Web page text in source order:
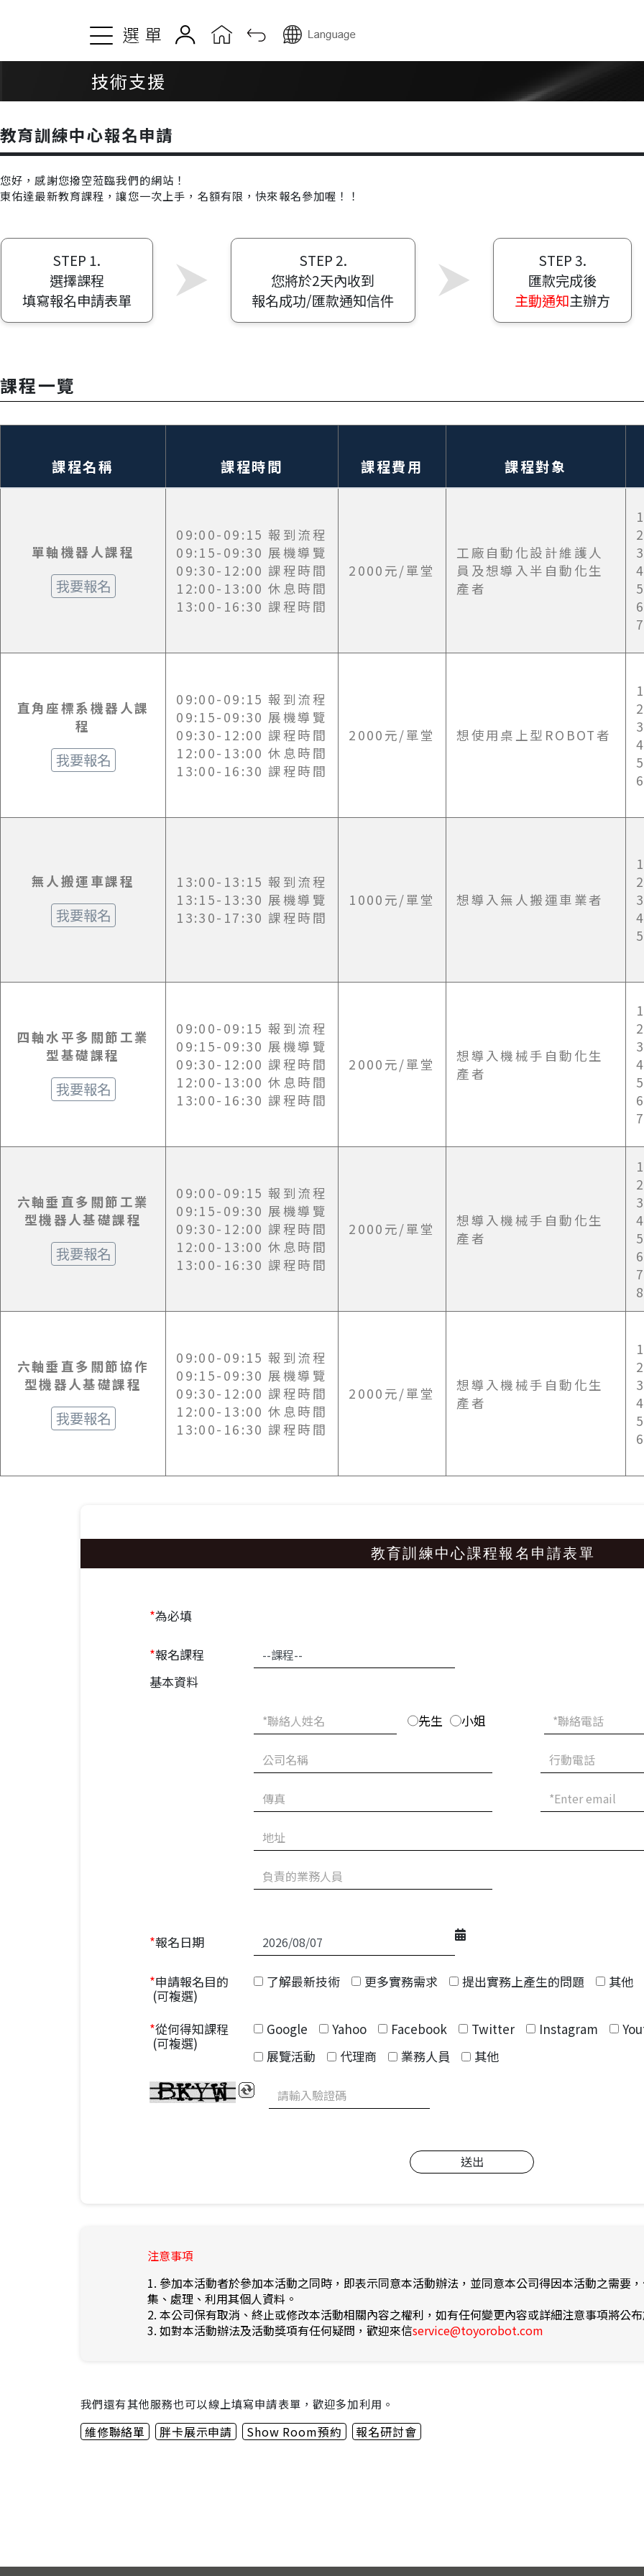
關於TOYO
公司簡介及歷史
品質與服務
全球據點
最新消息
新聞錦集
活動快訊
公司公告
產品快訊
東方馬達系列 高性價比電
電動缸
微型電動缸
線性馬達模組
奈米級空氣軸承平台
空平台
桌上型機械手
控制器
產品型錄
操作手冊
選型軟體
胖卡展示申
教育訓練中
技術支援
教育訓練中心報名申請
您好，感謝您撥空蒞臨我們的網站！
東佑達最新教育課程，讓您一次上手，名額有限，快來報名參加喔！！
STEP 1.
選擇課程
填寫報名申請表單
STEP 2.
您將於2天內收到
報名成功/匯款通知信件
STEP 3.
匯款完成後
主動通知主辦方
課程一覽
課程名稱 課程時間 課程費用 課程對象
單軸機器人課程
我要報名
09:00-09:15 報到流程
09:15-09:30 展機導覽
09:30-12:00 課程時間
12:00-13:00 休息時間
13:00-16:30 課程時間
2000元/單堂
工廠自動化設計維護人
員及想導入半自動化生
產者
直角座標系機器人課
程
我要報名
09:00-09:15 報到流程
09:15-09:30 展機導覽
09:30-12:00 課程時間
12:00-13:00 休息時間
13:00-16:30 課程時間
2000元/單堂 想使用桌上型ROBOT者
無人搬運車課程
我要報名
13:00-13:15 報到流程
13:15-13:30 展機導覽
13:30-17:30 課程時間
1000元/單堂 想導入無人搬運車業者
四軸水平多關節工業
型基礎課程
我要報名
09:00-09:15 報到流程
09:15-09:30 展機導覽
09:30-12:00 課程時間
12:00-13:00 休息時間
13:00-16:30 課程時間
2000元/單堂
想導入機械手自動化生
產者
六軸垂直多關節工業
型機器人基礎課程
我要報名
09:00-09:15 報到流程
09:15-09:30 展機導覽
09:30-12:00 課程時間
12:00-13:00 休息時間
13:00-16:30 課程時間
2000元/單堂
想導入機械手自動化生
產者
六軸垂直多關節協作
型機器人基礎課程
我要報名
09:00-09:15 報到流程
09:15-09:30 展機導覽
09:30-12:00 課程時間
12:00-13:00 休息時間
13:00-16:30 課程時間
2000元/單堂
想導入機械手自動化生
產者
教育訓練中心課程報名申請表單
*為必填
*報名課程
基本資料
先生 小姐
*報名日期
*申請報名目的
(可複選)
了解最新技術 更多實務需求 提出實務上產生的問題 其他
*從何得知課程
(可複選)
Google Yahoo Facebook Twitter Instagram
展覽活動
代理商 業務人員 其他
送出
注意事項
1. 參加本活動者於參加本活動之同時，即表示同意本活動辦法，並同意本公司得因本活動之需要
集、處理、利用其個人資料。
2. 本公司保有取消、終止或修改本活動相關內容之權利，如有任何變更內容或詳細注意事項將公
3. 如對本活動辦法及活動獎項有任何疑問，歡迎來信service@toyorobot.com
我們還有其他服務也可以線上填寫申請表單，歡迎多加利用。
維修聯絡單 胖卡展示申請 Show Room預約 報名研討會